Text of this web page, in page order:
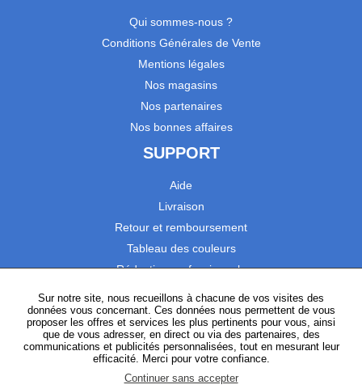
Qui sommes-nous ?
Conditions Générales de Vente
Mentions légales
Nos magasins
Nos partenaires
Nos bonnes affaires
SUPPORT
Aide
Livraison
Retour et remboursement
Tableau des couleurs
Réduction professionnels
Satisfaction Clients
SUIVEZ-NOUS
Sur notre site, nous recueillons à chacune de vos visites des
données vous concernant. Ces données nous permettent de vous
proposer les offres et services les plus pertinents pour vous, ainsi
que de vous adresser, en direct ou via des partenaires, des
communications et publicités personnalisées, tout en mesurant leur
efficacité. Merci pour votre confiance.
Continuer sans accepter